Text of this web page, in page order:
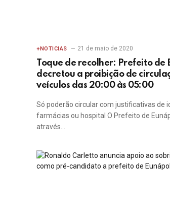
+NOTICIAS 21 de maio de 2020
Toque de recolher: Prefeito de
decretou a proibição de
veículos das 20:00 às 05:00
Só poderão circular com justificativas de
farmácias ou hospital O Prefeito de
através…